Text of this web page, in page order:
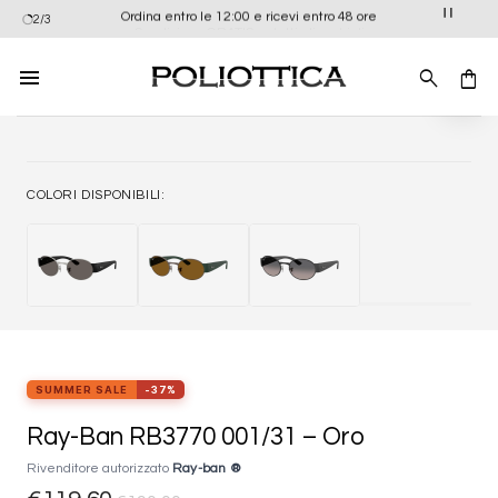
Salta
ai
contenuti
2/3 Ordina entro le 12:00 e ricevi entro 48 ore
COLORI DISPONIBILI:
SUMMER SALE -37%
Ray-Ban RB3770 001/31 – Oro
Rivenditore autorizzato Ray-ban ®